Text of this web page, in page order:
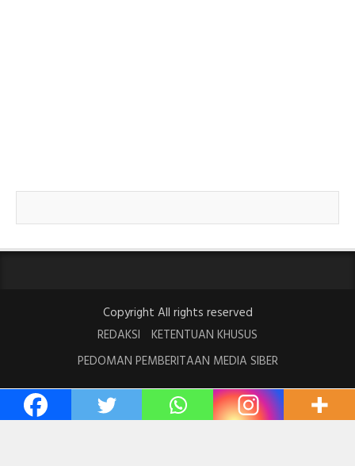
Copyright All rights reserved
REDAKSI
KETENTUAN KHUSUS
PEDOMAN PEMBERITAAN MEDIA SIBER